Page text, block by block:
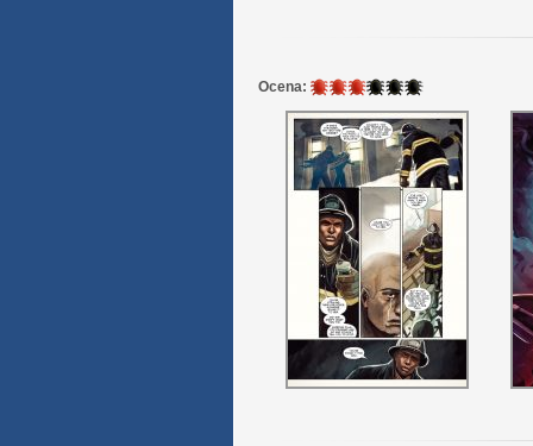
Ocena: 3
6